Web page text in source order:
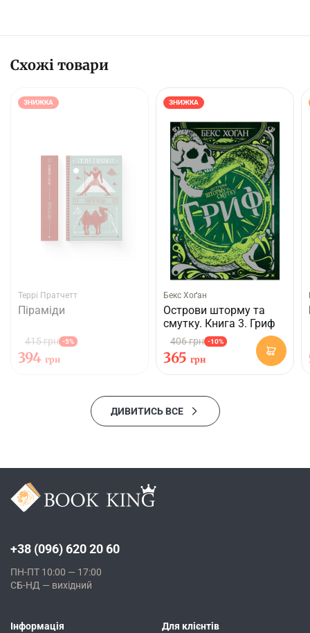
Схожі товари
ЗНИЖКА
Террі Пратчетт
Піраміди
415 грн -5%
394 грн
ЗНИЖКА
Бекс Хоґан
Острови шторму та
смутку. Книга 3. Гриф
406 грн -10%
365 грн
ДИВИТИСЬ ВСЕ
+38 (096) 620 20 60
ПН-ПТ 10:00 — 17:00
СБ-НД — вихідний
Інформація
Для клієнтів